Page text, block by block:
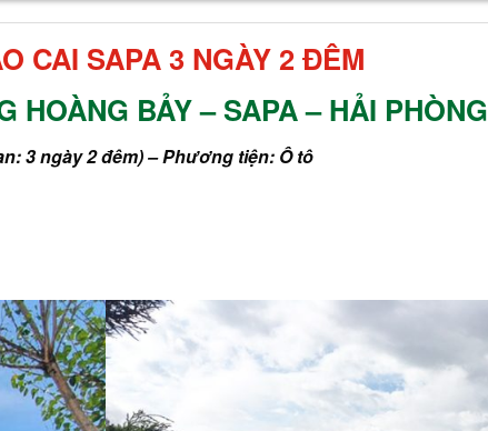
CAI SAPA 3 NGÀY 2 ĐÊM
HOÀNG BẢY – SAPA – HẢI PHÒNG
3 ngày 2 đêm) – Phương tiện: Ô tô